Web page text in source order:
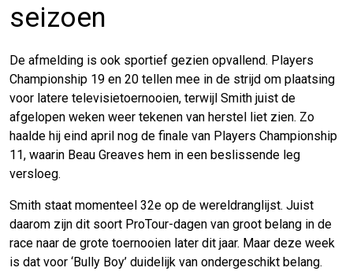
seizoen
De afmelding is ook sportief gezien opvallend. Players
Championship 19 en 20 tellen mee in de strijd om plaatsing
voor latere televisietoernooien, terwijl Smith juist de
afgelopen weken weer tekenen van herstel liet zien. Zo
haalde hij eind april nog de finale van Players Championship
11, waarin Beau Greaves hem in een beslissende leg
versloeg.
Smith staat momenteel 32e op de wereldranglijst. Juist
daarom zijn dit soort ProTour-dagen van groot belang in de
race naar de grote toernooien later dit jaar. Maar deze week
is dat voor ‘Bully Boy’ duidelijk van ondergeschikt belang.